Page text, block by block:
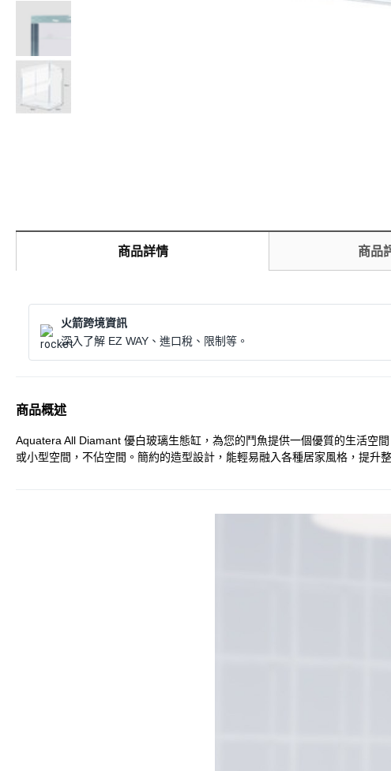
商品詳情 商品
火箭跨境資訊
深入了解 EZ WAY、進口稅、限制等。
商品概述
Aquatera All Diamant 優白玻璃生態缸，為您的鬥魚提供一個優質的生活空
或小型空間，不佔空間。簡約的造型設計，能輕易融入各種居家風格，提